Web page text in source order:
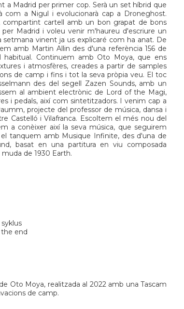
a Madrid per primer cop. Serà un set híbrid que
com a Nigul i evolucionarà cap a Droneghost.
compartint cartell amb un bon grapat de bons
Madrid i voleu venir m'haureu d'escriure un
setmana vinent ja us explicaré com ha anat. De
amb Martin Allin des d'una referència 156 de
Continuem amb Oto Moya, que ens
i atmosfères, creades a partir de samples
de camp i fins i tot la seva pròpia veu. El toc
des del segell Zazen Sounds, amb un
al ambient electrònic de Lord of the Magi,
i pedals, així com sintetitzadors. I venim cap a
, projecte del professor de música, dansa i
Castelló i Vilafranca. Escoltem el més nou del
a conèixer així la seva música, que seguirem
el tanquem amb Musique Infinite, des d'una de
, basat en una partitura en viu composada
de 1930 Earth.
end
Oto Moya, realitzada al 2022 amb una Tascam
de camp.